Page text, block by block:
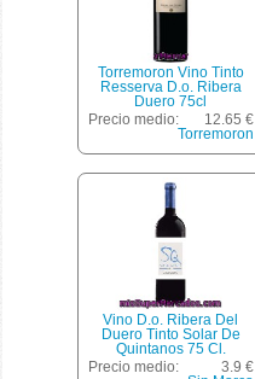
Torremoron Vino Tinto
Resserva D.o. Ribera
Duero 75cl
Precio medio:
12.65 €
Torremoron
Vino D.o. Ribera Del
Duero Tinto Solar De
Quintanos 75 Cl.
Precio medio:
3.9 €